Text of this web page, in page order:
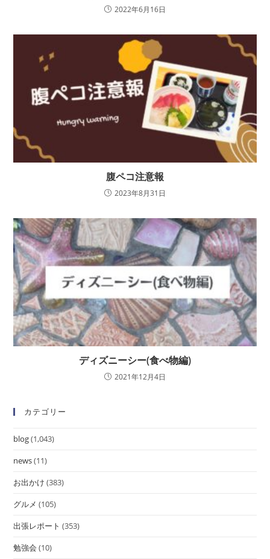
2022年6月16日
腹ペコ注意報
2023年8月31日
ディズニーシー(食べ物編)
2021年12月4日
カテゴリー
blog(1,043)
news(11)
お出かけ (383)
グルメ (105)
出張レポート (353)
勉強会 (10)